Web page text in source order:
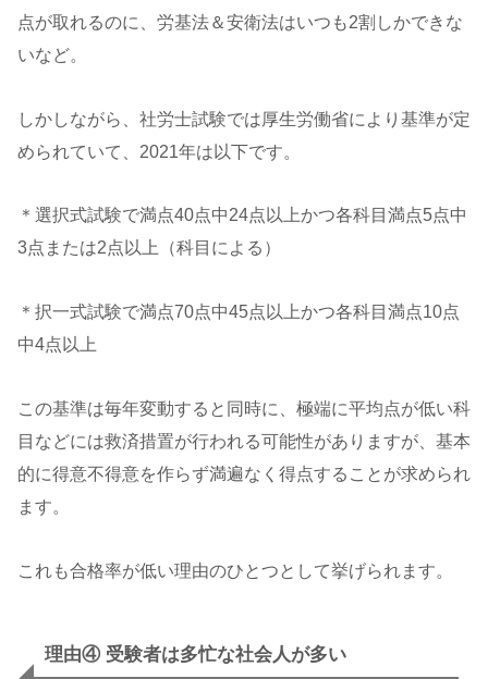
点が取れるのに、労基法＆安衛法はいつも2割しかできな
いなど。
しかしながら、社労士試験では厚生労働省により基準が定
められていて、2021年は以下です。
＊選択式試験で満点40点中24点以上かつ各科目満点5点中
3点または2点以上（科目による）
＊択一式試験で満点70点中45点以上かつ各科目満点10点
中4点以上
この基準は毎年変動すると同時に、極端に平均点が低い科
目などには救済措置が行われる可能性がありますが、基本
的に得意不得意を作らず満遍なく得点することが求められ
ます。
これも合格率が低い理由のひとつとして挙げられます。
理由④ 受験者は多忙な社会人が多い